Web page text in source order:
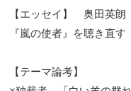
【エッセイ】 奥田英
『嵐の使者』を聴き直す
【テーマ論考】